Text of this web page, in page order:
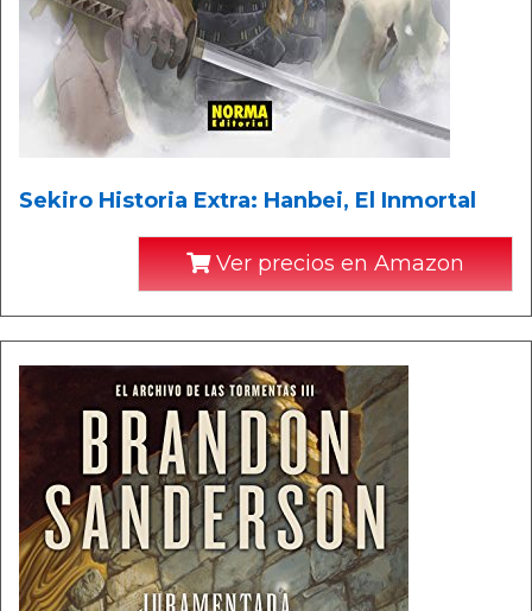
Sekiro Historia Extra: Hanbei, El Inmortal
Ver precios en Amazon